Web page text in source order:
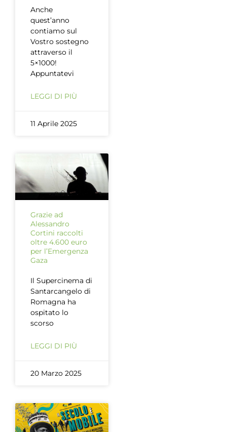
Anche
quest’anno
contiamo sul
Vostro sostegno
attraverso il
5×1000!
Appuntatevi
LEGGI DI PIÙ
11 Aprile 2025
Grazie ad
Alessandro
Cortini raccolti
oltre 4.600 euro
per l’Emergenza
Gaza
Il Supercinema di
Santarcangelo di
Romagna ha
ospitato lo
scorso
LEGGI DI PIÙ
20 Marzo 2025